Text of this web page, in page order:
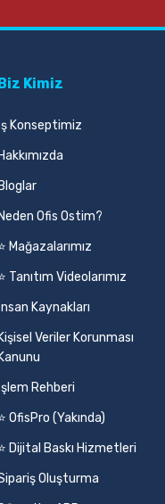
Kimiz
Konseptimiz
Hakkımızda
Bloglar
Neden Ofis Ostim?
Mağazalarımız
Tanıtım Videolarımız
Kaynakları
Kişisel Veriler Korunması
Kanunu
Rehberi
OfisPro (Yakında)
Dijital Baskı Hizmetleri
Oluşturma